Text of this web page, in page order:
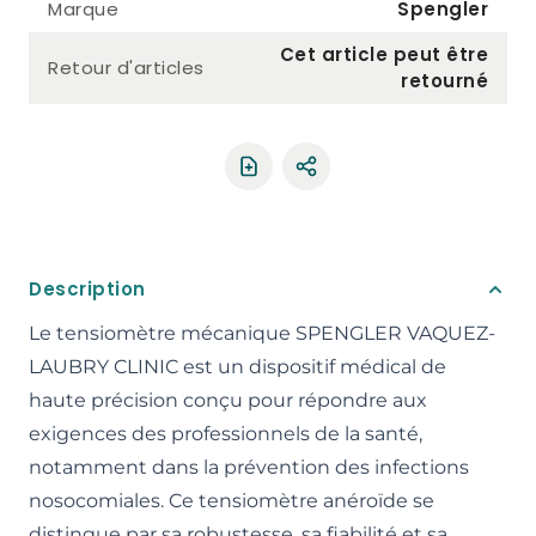
Marque Spengler
Retour d'articles
Cet article peut être
retourné
Partager le produit
Description
Le tensiomètre mécanique SPENGLER VAQUEZ-
LAUBRY CLINIC est un dispositif médical de
haute précision conçu pour répondre aux
exigences des professionnels de la santé,
notamment dans la prévention des infections
nosocomiales. Ce tensiomètre anéroïde se